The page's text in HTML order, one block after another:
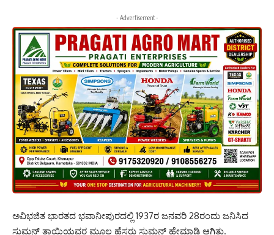
- Advertisement -
ಅವಿಭಜಿತ ಭಾರತದ ಭವಾನೀಪುರದಲ್ಲಿ 1937ರ ಜನವರಿ 28ರಂದು ಜನಿಸಿದ
ಸುಮನ್ ತಾಯಿಯವರ ಮೂಲ ಹೆಸರು ಸುಮನ್ ಹೇಮಾಡಿ ಆಗಿತ್ತು.